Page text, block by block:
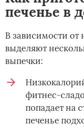
печенье в
В зависимости от
выделяют
выпечки:
фитнес-
попадает на
печенье